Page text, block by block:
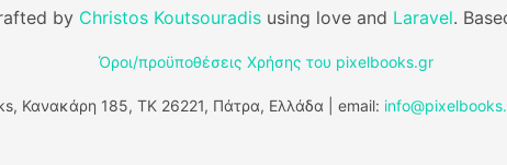
by Christos Koutsouradis using love and Laravel.
Όροι/προϋποθέσεις Χρήσης του pixelbooks.gr
Κανακάρη 185, ΤΚ 26221, Πάτρα, Ελλάδα | email: